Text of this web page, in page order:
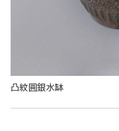
凸紋圓銀水缽